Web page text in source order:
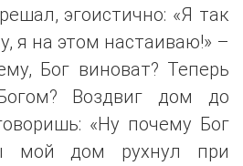
эгоистично: «Я так
я на этом настаиваю!» –
Бог виноват? Теперь
Воздвиг дом до
«Ну почему Бог
мой дом рухнул при